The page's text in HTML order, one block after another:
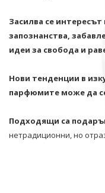
Засилва се
запознанства,
идеи за свобода и
Нови тенденции в
парфюмите може да
Подходящи са
нетрадиционни, но